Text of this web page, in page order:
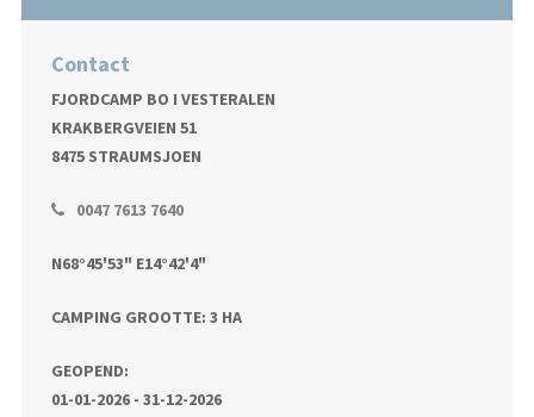
Contact
FJORDCAMP BO I VESTERALEN
KRAKBERGVEIEN 51
8475 STRAUMSJOEN
0047 7613 7640
N68°45'53" E14°42'4"
CAMPING GROOTTE: 3 HA
GEOPEND:
01-01-2026 - 31-12-2026